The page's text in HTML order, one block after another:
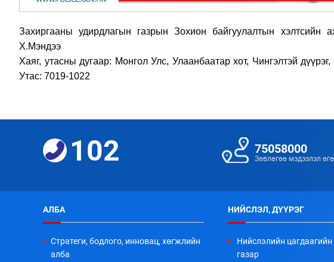
Захиргааны удирдлагын газрын Зохион байгуулалтын хэлтсийн
Х.Мэндээ
Хаяг, утасны дугаар: Монгол Улс, Улаанбаатар хот, Чингэлтэй
Утас: 7019-1022
102 75058000
Зөвлөгөө мэдээлэл
АЛБА
Стратеги, бодлого, инновац, хөгжлийн
алба
НИЙСЛЭЛ, ДҮҮРЭГ
Нийслэлийн цагдаагийн
газар